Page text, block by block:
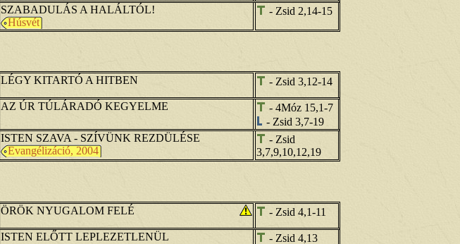
SZABADULÁS A HALÁLTÓL!
Húsvét
- Zsid 2,14-15
LÉGY KITARTÓ A HITBEN - Zsid 3,12-14
AZ ÚR TÚLÁRADÓ KEGYELME
- 4Móz 15,1-7
- Zsid 3,7-19
ISTEN SZAVA - SZÍVÜNK REZDÜLÉSE
Evangélizáció, 2004
- Zsid
3,7,9,10,12,19
ÖRÖK NYUGALOM FELÉ - Zsid 4,1-11
ISTEN ELŐTT LEPLEZETLENÜL - Zsid 4,13